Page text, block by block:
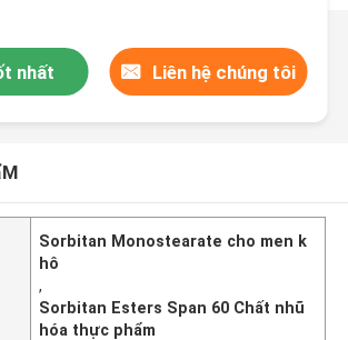
nhất Liên hệ chúng tôi
Sorbitan Monostearate cho men k
hô
,
Sorbitan Esters Span 60 Chất nhũ
hóa thực phẩm